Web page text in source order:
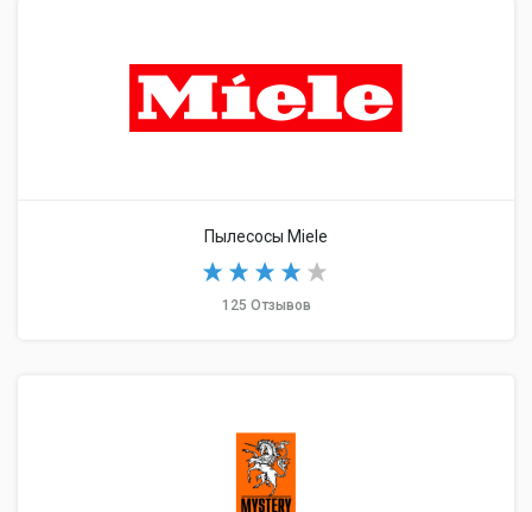
Пылесосы Miele
125 Отзывов